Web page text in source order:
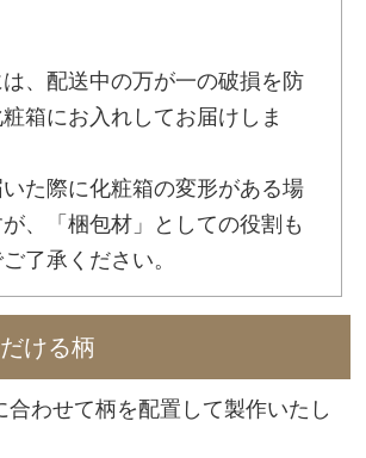
、配送中の万が一の破損を防
箱にお入れしてお届けしま
た際に化粧箱の変形がある場
、「梱包材」としての役割も
了承ください。
だける柄
合わせて柄を配置して製作いたし